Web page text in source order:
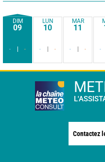
DIM
09
- -
LUN
10
- -
MAR
11
- - -
Contactez